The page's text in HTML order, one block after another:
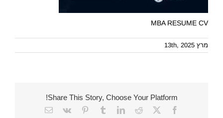
MBA RESUME CV
מרץ 13th, 2025
Share This Story, Choose Your Platform!
Facebook
X
Reddit
LinkedIn
Tumblr
Pinterest
Vk
Email